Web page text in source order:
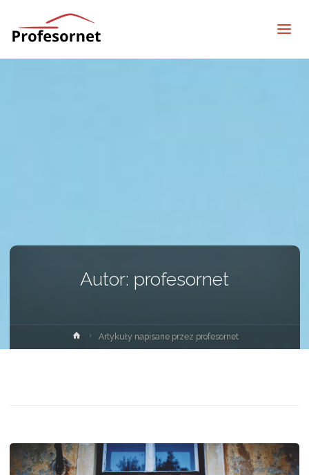
Autor: profesornet
Strona
główna
Artykuły napisane przez profesornet